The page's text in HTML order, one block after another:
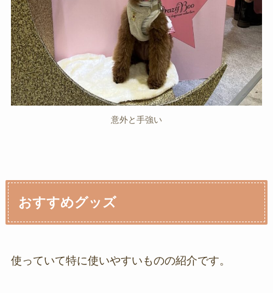
意外と手強い
おすすめグッズ
使っていて特に使いやすいものの紹介です。